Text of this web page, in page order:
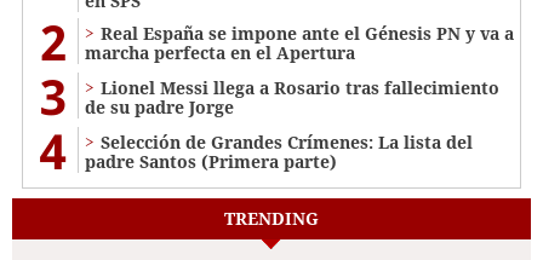
2
Real España se impone ante el Génesis PN y va a
marcha perfecta en el Apertura
3
Lionel Messi llega a Rosario tras fallecimiento
de su padre Jorge
4
Selección de Grandes Crímenes: La lista del
padre Santos (Primera parte)
TRENDING